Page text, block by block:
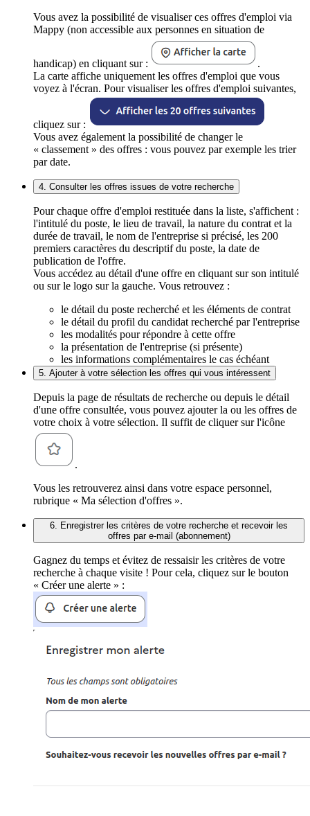
Vous avez la possibilité de visualiser ces offres d'emploi via
Mappy (non accessible aux personnes en situation de
handicap) en cliquant sur :
.
La carte affiche uniquement les offres d'emploi que vous
voyez à l'écran. Pour visualiser les offres d'emploi suivantes,
cliquez sur :
Vous avez également la possibilité de changer le
« classement » des offres : vous pouvez par exemple les trier
par date.
4. Consulter les offres issues de votre recherche
Pour chaque offre d'emploi restituée dans la liste, s'affichent :
l'intitulé du poste, le lieu de travail, la nature du contrat et la
durée de travail, le nom de l'entreprise si précisé, les 200
premiers caractères du descriptif du poste, la date de
publication de l'offre.
Vous accédez au détail d'une offre en cliquant sur son intitulé
ou sur le logo sur la gauche. Vous retrouvez :
le détail du poste recherché et les éléments de contrat
le détail du profil du candidat recherché par l'entreprise
les modalités pour répondre à cette offre
la présentation de l'entreprise (si présente)
les informations complémentaires le cas échéant
5. Ajouter à votre sélection les offres qui vous intéressent
Depuis la page de résultats de recherche ou depuis le détail
d'une offre consultée, vous pouvez ajouter la ou les offres de
votre choix à votre sélection. Il suffit de cliquer sur l'icône
.
Vous les retrouverez ainsi dans votre espace personnel,
rubrique « Ma sélection d'offres ».
6. Enregistrer les critères de votre recherche et recevoir les
offres par e-mail (abonnement)
Gagnez du temps et évitez de ressaisir les critères de votre
recherche à chaque visite ! Pour cela, cliquez sur le bouton
« Créer une alerte » :